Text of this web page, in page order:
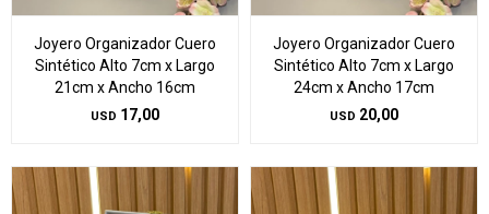
Joyero Organizador Cuero
Sintético Alto 7cm x Largo
21cm x Ancho 16cm
USD 17,00
Joyero Organizador Cuero
Sintético Alto 7cm x Largo
24cm x Ancho 17cm
USD 20,00